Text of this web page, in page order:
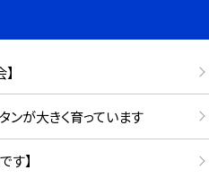
ンが大きく育っています
す】